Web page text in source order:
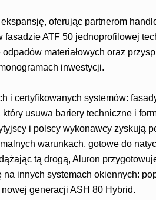
oferując partnerom
ATF 50 jednoprofilowej
materiałowych oraz
inwestycji.
i certyfikowanych systemów:
usuwa bariery techniczne i
i polscy wykonawcy zyskują
warunkach, gotowe do
tą drogą, Aluron
innych systemach okiennych:
generacji ASH 80 Hybrid.